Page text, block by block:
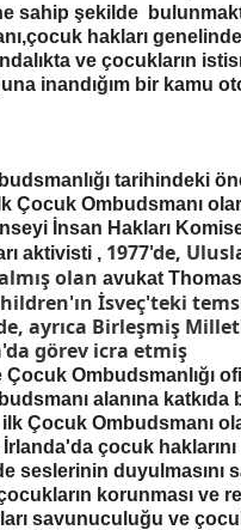
sahip şekilde
hakları
ve çocukların
inandığım bir kamu
tarihindeki
Çocuk Ombudsmanı
İnsan Hakları
aktivisti , 1977'de,
olan avukat
İsveç'teki
ayrıca Birleşmiş
görev icra
Ombudsmanlığı
alanına
ilk Çocuk Ombudsmanı
İrlanda'da çocuk
seslerinin duyulmasını
korunması ve
savunuculuğu ve